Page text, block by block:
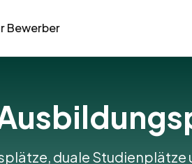
Bewerber
duale Studienplätze